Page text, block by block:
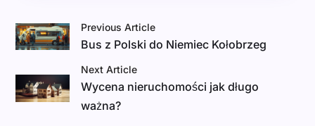
Previous Article
Bus z Polski do Niemiec Kołobrzeg
Next Article
Wycena nieruchomości jak długo
ważna?